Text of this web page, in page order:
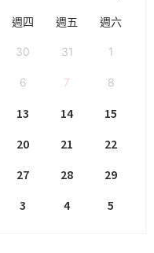
週四 週五 週六
30 31 1
6 7 8
13 14
15
20 21
22
27 28
29
3 4 5